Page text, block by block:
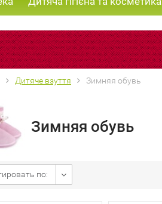
Дитяче взуття Зимняя обувь
Зимняя обувь
по: